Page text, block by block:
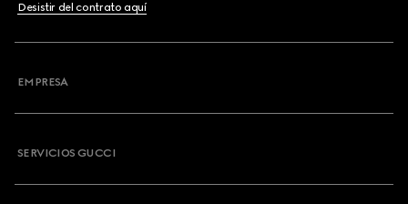
Desistir del contrato aquí
EMPRESA
SERVICIOS GUCCI